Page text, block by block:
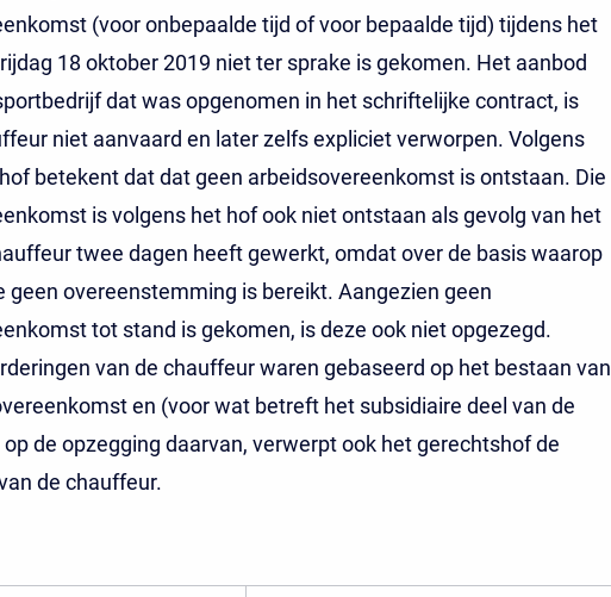
(voor onbepaalde tijd of voor bepaalde tijd) tijdens het
18 oktober 2019 niet ter sprake is gekomen. Het aanbod
dat was opgenomen in het schriftelijke contract, is
niet aanvaard en later zelfs expliciet verworpen. Volgens
betekent dat dat geen arbeidsovereenkomst is ontstaan. Die
is volgens het hof ook niet ontstaan als gevolg van het
twee dagen heeft gewerkt, omdat over de basis waarop
geen overeenstemming is bereikt. Aangezien geen
tot stand is gekomen, is deze ook niet opgezegd.
van de chauffeur waren gebaseerd op het bestaan van
en (voor wat betreft het subsidiaire deel van de
de opzegging daarvan, verwerpt ook het gerechtshof de
de chauffeur.